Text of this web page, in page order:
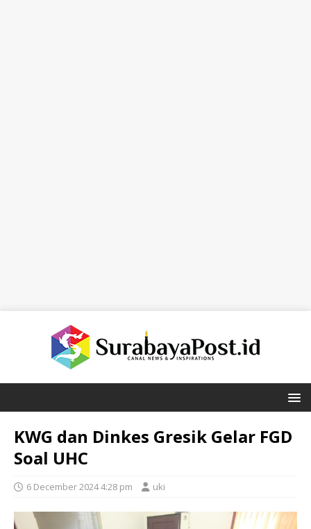
KWG dan Dinkes Gresik Gelar FGD
Soal UHC
6 December 2024 4:28 pm uki